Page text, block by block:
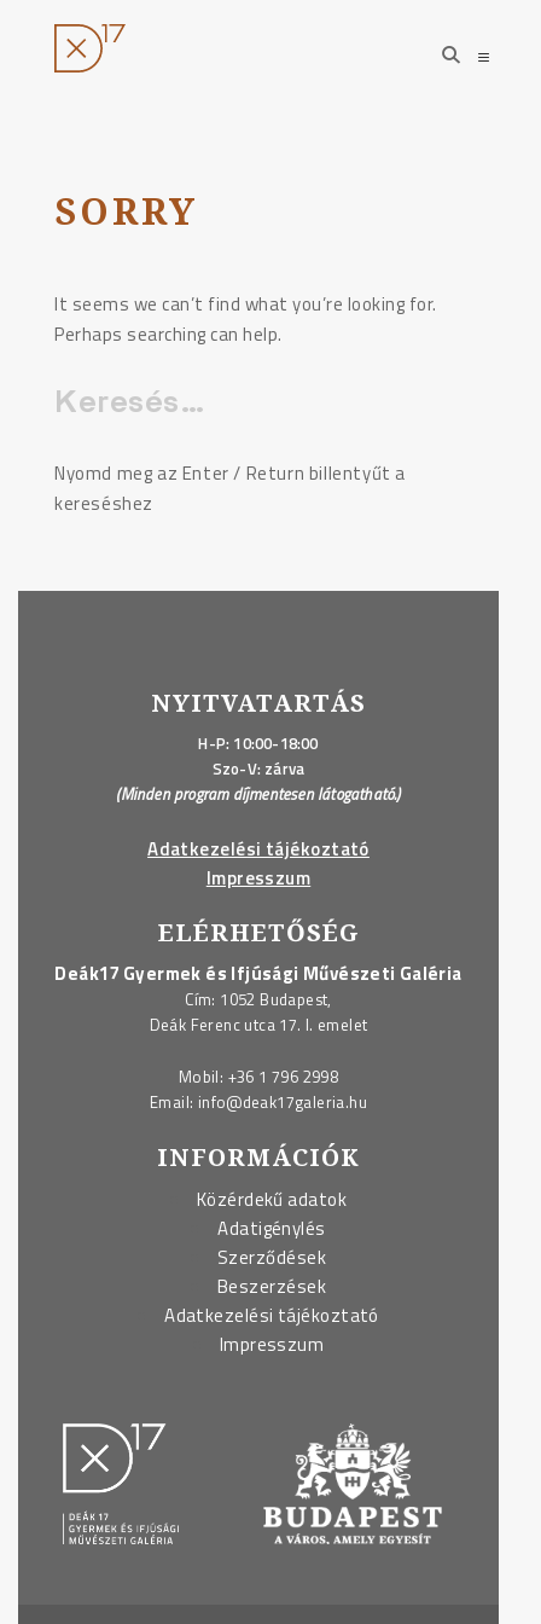
tartalomhoz
open
search
open
SORRY
It seems we can’t find what you’re looking for.
Perhaps searching can help.
Keresés:
Nyomd meg az Enter / Return billentyűt a
kereséshez
NYITVATARTÁS
H-P: 10:00-18:00
Szo-V: zárva
(Minden program díjmentesen látogatható.)
Adatkezelési tájékoztató
Impresszum
ELÉRHETŐSÉG
Deák17 Gyermek és Ifjúsági Művészeti Galéria
Cím: 1052 Budapest,
Deák Ferenc utca 17. I. emelet
Mobil: +36 1 796 2998
Email: info@deak17galeria.hu
INFORMÁCIÓK
Közérdekű adatok
Adatigénylés
Szerződések
Beszerzések
Adatkezelési tájékoztató
Impresszum